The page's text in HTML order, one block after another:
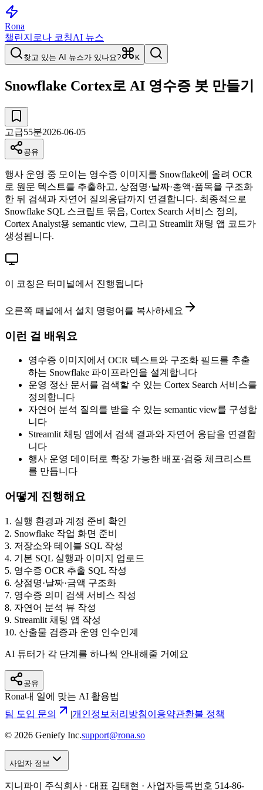
Rona
챌린지 로나 코칭AI 뉴스
찾고 있는 AI 뉴스가 있나요? K
Snowflake Cortex로 AI 영수증 봇 만들기
고급55분2026-06-05
공유
행사 운영 중 모이는 영수증 이미지를 Snowflake에 올려 OCR
로 원문 텍스트를 추출하고, 상점명·날짜·총액·품목을 구조화
한 뒤 검색과 자연어 질의응답까지 연결합니다. 최종적으로
Snowflake SQL 스크립트 묶음, Cortex Search 서비스 정의,
Cortex Analyst용 semantic view, 그리고 Streamlit 채팅 앱 코드가
생성됩니다.
이 코칭은 터미널에서 진행됩니다
오른쪽 패널에서 설치 명령어를 복사하세요
이런 걸 배워요
영수증 이미지에서 OCR 텍스트와 구조화 필드를 추출
하는 Snowflake 파이프라인을 설계합니다
운영 정산 문서를 검색할 수 있는 Cortex Search 서비스를
정의합니다
자연어 분석 질의를 받을 수 있는 semantic view를 구성합
니다
Streamlit 채팅 앱에서 검색 결과와 자연어 응답을 연결합
니다
행사 운영 데이터로 확장 가능한 배포·검증 체크리스트
를 만듭니다
어떻게 진행해요
1 . 실행 환경과 계정 준비 확인
2. Snowflake 작업 화면 준비
3. 저장소와 테이블 SQL 작성
4. 기본 SQL 실행과 이미지 업로드
5. 영수증 OCR 추출 SQL 작성
6. 상점명·날짜·금액 구조화
7. 영수증 의미 검색 서비스 작성
8. 자연어 분석 뷰 작성
9. Streamlit 채팅 앱 작성
10. 산출물 검증과 운영 인수인계
AI 튜터가 각 단계를 하나씩 안내해줄 거예요
공유
Rona내 일에 맞는 AI 활용법
팀 도입 문의
|개인정보처리방침이용약관환불 정책
© 2026 Geniefy Inc.support@rona.so
사업자 정보
지니파이 주식회사 · 대표 김태현 · 사업자등록번호 514-86-